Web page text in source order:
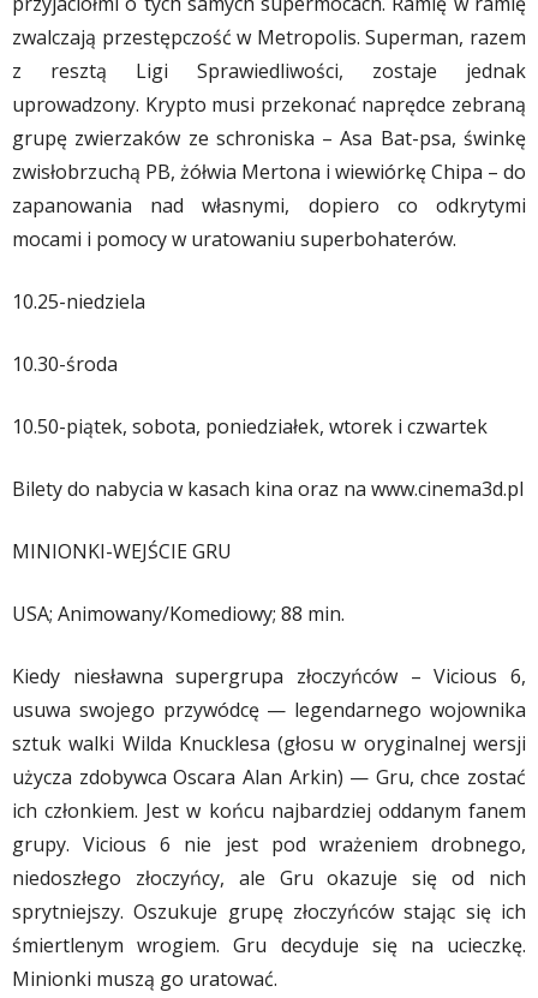
zwalczają przestępczość w Metropolis. Superman, razem
z resztą Ligi Sprawiedliwości, zostaje jednak
uprowadzony. Krypto musi przekonać naprędce zebraną
grupę zwierzaków ze schroniska – Asa Bat-psa, świnkę
zwisłobrzuchą PB, żółwia Mertona i wiewiórkę Chipa – do
zapanowania nad własnymi, dopiero co odkrytymi
mocami i pomocy w uratowaniu superbohaterów.
10.25-niedziela
10.30-środa
10.50-piątek, sobota, poniedziałek, wtorek i czwartek
Bilety do nabycia w kasach kina oraz na www.cinema3d.pl
MINIONKI-WEJŚCIE GRU
USA; Animowany/Komediowy; 88 min.
Kiedy niesławna supergrupa złoczyńców – Vicious 6,
usuwa swojego przywódcę — legendarnego wojownika
sztuk walki Wilda Knucklesa (głosu w oryginalnej wersji
użycza zdobywca Oscara Alan Arkin) — Gru, chce zostać
ich członkiem. Jest w końcu najbardziej oddanym fanem
grupy. Vicious 6 nie jest pod wrażeniem drobnego,
niedoszłego złoczyńcy, ale Gru okazuje się od nich
sprytniejszy. Oszukuje grupę złoczyńców stając się ich
śmiertlenym wrogiem. Gru decyduje się na ucieczkę.
Minionki muszą go uratować.